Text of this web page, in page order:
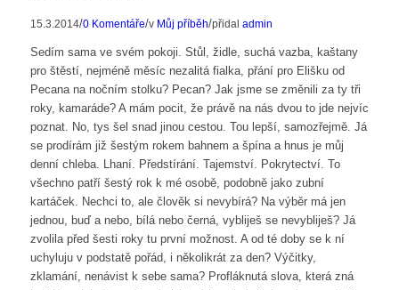
15.3.2014/0 Komentáře/v Můj příběh/přidal admin
Sedím sama ve svém pokoji. Stůl, židle, suchá vazba, kaštany
pro štěstí, nejméně měsíc nezalitá fialka, přání pro Elišku od
Pecana na nočním stolku? Pecan? Jak jsme se změnili za ty tři
roky, kamaráde? A mám pocit, že právě na nás dvou to jde nejvíc
poznat. No, tys šel snad jinou cestou. Tou lepší, samozřejmě. Já
se prodírám již šestým rokem bahnem a špína a hnus je můj
denní chleba. Lhaní. Předstírání. Tajemství. Pokrytectví. To
všechno patří šestý rok k mé osobě, podobně jako zubní
kartáček. Nechci to, ale člověk si nevybírá? Na výběr má jen
jednou, buď a nebo, bílá nebo černá, vybliješ se nevybliješ? Já
zvolila před šesti roky tu první možnost. A od té doby se k ní
uchyluju v podstatě pořád, i několikrát za den? Výčitky,
zklamání, nenávist k sebe sama? Profláknutá slova, která zná